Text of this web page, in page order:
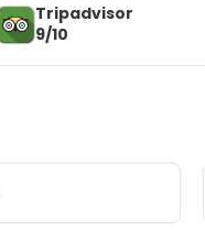
Tripadvisor
9/10